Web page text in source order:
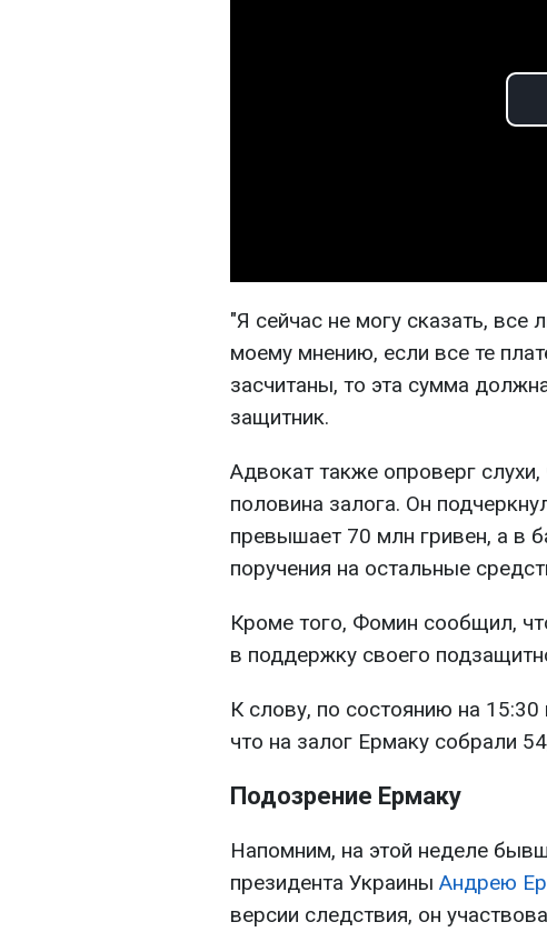
"Я сейчас не могу сказать, все
моему мнению, если все те
засчитаны, то эта сумма
защитник.
Адвокат также опроверг
половина залога. Он
превышает 70 млн гривен, а в
поручения на остальные
Кроме того, Фомин сообщил,
в поддержку своего
К слову, по состоянию на
что на залог Ермаку собрали
Подозрение Ермаку
Напомним, на этой неделе
президента Украины Андрею
версии следствия, он